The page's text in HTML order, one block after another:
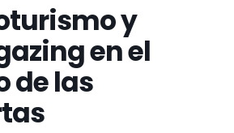
y
en el
de las